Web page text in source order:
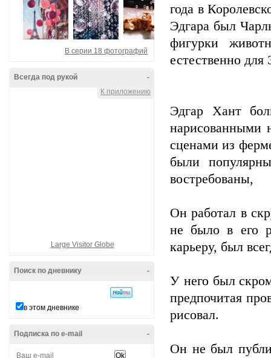
В серии 18 фотографий
-
Всегда под рукой
К приложению
Large Visitor Globe
-
Поиск по дневнику
в этом дневнике
-
Подписка по e-mail
года в
Эдгара был
фигурки
естественно
Эдгар Хант
нарисованными
сценами из
были
востребованы,
Он работал в
не было в его
карьеру, был
У него был
предпочитая
рисовал.
Он не был